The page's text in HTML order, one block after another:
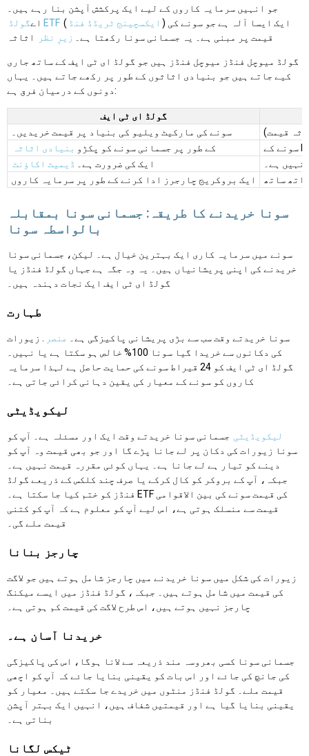
جو انہیں سرمایہ کاروں کے لیے ایک پرکشش آپشن بنا رہے ہیں۔
اے گولڈ ETF ( ایکسچینج ٹریڈڈ فنڈ ) ایک ایسا آلہ ہے جو سونے کی
قیمت پر مبنی ہے۔ یہ جسمانی سونا رکھتا ہے۔
زیرِ نظر اثاثہ
گولڈ میوچل فنڈز میوچل فنڈز ہیں جو گولڈ ای ٹی ایف کے ساتھ جاری
کیے جاتے ہیں جو بنیادی اثاثوں کے طور پر رکھے جاتے ہیں۔ یہاں
دونوں کے درمیان فرق ہے:
گولڈ ای ٹی ایف
سونے کی مارکیٹ ویلیو کی بنیاد پر قیمت خریدیں۔
قیمت)
کے طور پر جسمانی سونے کو پکڑو بنیادی اثاثہ
ایک کی ضرورت ہے۔
ڈیمیٹ اکاؤنٹ
ہے۔
ایک بروکریج چارجرز ادا کرنے کے طور پر سرمایہ کاروں
سونا خریدنے کا طریقہ: جسمانی سونا بمقابلہ
بالواسطہ سونا
سونے میں سرمایہ کاری ایک بہترین خیال ہے۔ لیکن، جسمانی سونا
خریدنے کی اپنی پریشانیاں ہیں۔ یہ وہ جگہ ہے جہاں گولڈ فنڈز یا
گولڈ ای ٹی ایف ایک نجات دہندہ ہیں۔
طہارت
سونا خریدتے وقت سب سے بڑی پریشانی پاکیزگی ہے۔ عنصر
. زیورات
کی دکانوں سے خریدا گیا سونا 100% خالص ہو سکتا ہے یا نہیں۔
گولڈ ای ٹی ایف کو 24 قیراط سونے کی حمایت حاصل ہے لہذا سرمایہ
کاروں کو سونے کے معیار کی یقین دہانی کرائی جاتی ہے۔
لیکویڈیٹی
لیکویڈیٹی جسمانی سونا خریدتے وقت ایک اور مسئلہ ہے۔ آپ کو
سونا زیورات کی دکان پر لے جانا پڑے گا اور جو بھی قیمت وہ آپ کو
دینے کو تیار ہے لے جانا ہے۔ یہاں کوئی مقررہ قیمت نہیں ہے۔
جبکہ، آپ کے بروکر کو کال کرکے یا صرف چند کلکس کے ذریعے گولڈ
فنڈز کو ختم کیا جا سکتا ہے۔ ETF کی قیمت سونے کی بین الاقوامی
قیمت سے منسلک ہوتی ہے، اس لیے آپ کو معلوم ہے کہ آپ کو کتنی
قیمت ملے گی۔
چارجز بنانا
زیورات کی شکل میں سونا خریدنے میں چارجز شامل ہوتے ہیں جو لاگت
کی قیمت میں شامل ہوتے ہیں۔ جبکہ، گولڈ فنڈز میں ایسے میکنگ
چارجز نہیں ہوتے ہیں، اس طرح لاگت کی قیمت کم ہوتی ہے۔
خریدنا آسان ہے۔
جسمانی سونا کسی بھروسہ مند ذریعہ سے لانا ہوگا، اس کی پاکیزگی
کی جانچ کی جائے اور اس بات کو یقینی بنایا جائے کہ آپ کو اچھی
قیمت ملے۔ گولڈ فنڈز منٹوں میں خریدے جا سکتے ہیں۔ معیار کو
یقینی بنایا گیا ہے اور قیمتیں شفاف ہیں، انہیں ایک بہتر آپشن
بناتی ہے۔
ٹیکس لگانا